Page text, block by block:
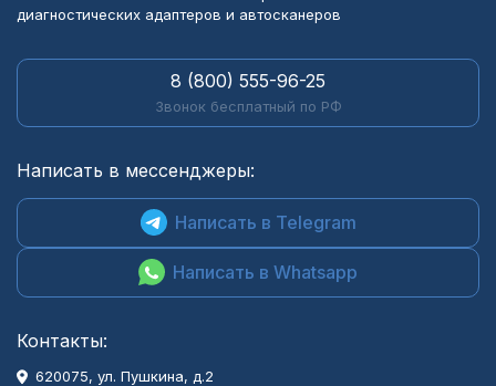
диагностических адаптеров и автосканеров
8 (800) 555-96-25
Звонок бесплатный по РФ
Написать в мессенджеры:
Написать в Telegram
Написать в Whatsapp
Контакты:
620075, ул. Пушкина, д.2